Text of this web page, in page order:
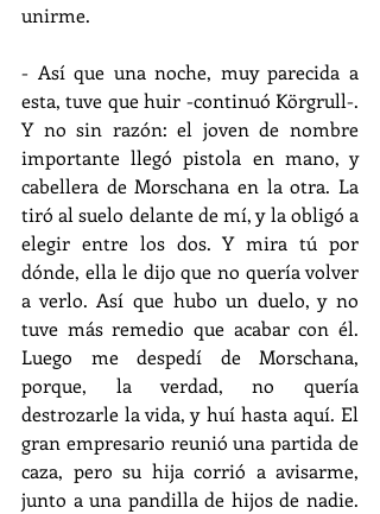
unirme.
- Así que una noche, muy parecida a
esta, tuve que huir -continuó Körgrull-.
Y no sin razón: el joven de nombre
importante llegó pistola en mano, y
cabellera de Morschana en la otra. La
tiró al suelo delante de mí, y la obligó a
elegir entre los dos. Y mira tú por
dónde, ella le dijo que no quería volver
a verlo. Así que hubo un duelo, y no
tuve más remedio que acabar con él.
Luego me despedí de Morschana,
porque, la verdad, no quería
destrozarle la vida, y huí hasta aquí. El
gran empresario reunió una partida de
caza, pero su hija corrió a avisarme,
junto a una pandilla de hijos de nadie.